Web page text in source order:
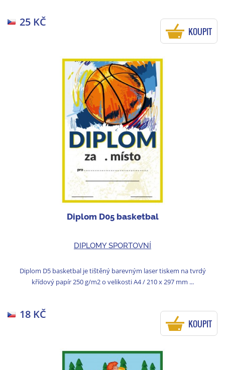
25 KČ
KOUPIT
Diplom D05 basketbal
DIPLOMY SPORTOVNÍ
Diplom D5 basketbal je tištěný barevným laser tiskem na tvrdý
křídový papír 250 g/m2 o velikosti A4 / 210 x 297 mm ...
18 KČ
KOUPIT